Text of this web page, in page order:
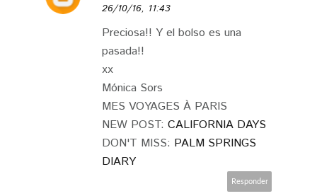
26/10/16, 11:43
Preciosa!! Y el bolso es una
pasada!!
xx
Mónica Sors
MES VOYAGES À PARIS
NEW POST: CALIFORNIA DAYS
DON'T MISS: PALM SPRINGS
DIARY
Responder